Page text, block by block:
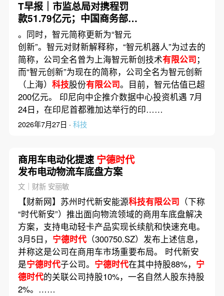
T早报｜市监总局对携程罚
款51.79亿元；中国商务部将
14家欧盟企业纳入出口管控
名单；SHEIN通过港交所聆
讯
。同时，智元简称更新为“智元
创新”。智元对财新解释称，“智元机器人”为过去的
简称，公司全名曾为上海智元新创技术有限公司；
而“智元创新”为现在的简称，公司全名为智元创新
（上海） 科技股份有限公司。目前，智元估值已超
200亿元。 印尼向中企推介数据中心投资机遇 7月
24日，在印尼首都雅加达举行的印……
2026年7月27日 · 科技
商用车电动化提速宁德时代
发布电动物流车底盘方案
文｜财新 安丽敏
【财新网】苏州时代新安能源科技有限公司 （下称
“时代新安”）推出面向物流领域的商用车底盘解决
方案，支持电动轻卡产品实现长续航和快速充电。
3月5日， 宁德时代（300750.SZ）发布上述信息，
并称这是公司在商用车市场重要布局。 时代新安
是宁德时代子公司。 宁德时代在其中持股88%， 宁
德时代的关联公司持股10%，一名自然人股东持股
2%。……